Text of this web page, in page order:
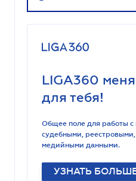
LIGA360
для тебя!
Общее поле для работы
судебными,
медийными данными.
УЗНАТЬ